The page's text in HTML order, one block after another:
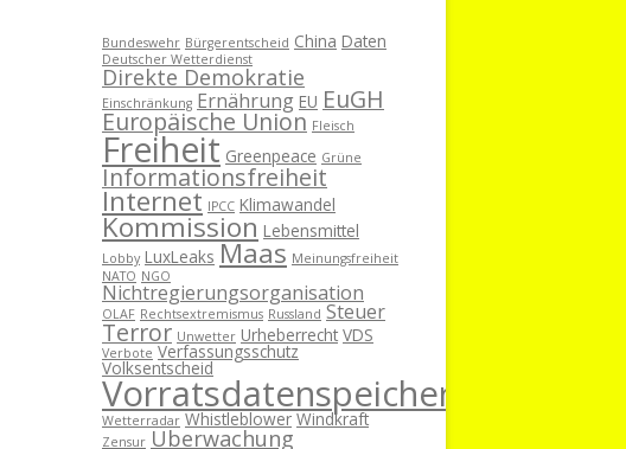
Bundeswehr Bürgerentscheid China Daten
Deutscher Wetterdienst
Direkte Demokratie
Einschränkung Ernährung EU EuGH
Europäische Union Fleisch
Freiheit Greenpeace Grüne
Informationsfreiheit
Internet IPCC Klimawandel
Kommission Lebensmittel
Lobby LuxLeaks Maas Meinungsfreiheit
NATO NGO
Nichtregierungsorganisation
OLAF Rechtsextremismus Russland Steuer
Terror Unwetter Urheberrecht VDS
Verbote Verfassungsschutz
Volksentscheid
Vorratsdatenspeicherung
Wetterradar Whistleblower Windkraft
Zensur Überwachung